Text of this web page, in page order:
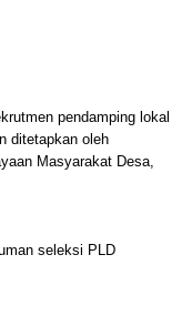
pendamping lokal
ditetapkan oleh
Masyarakat Desa,
seleksi PLD